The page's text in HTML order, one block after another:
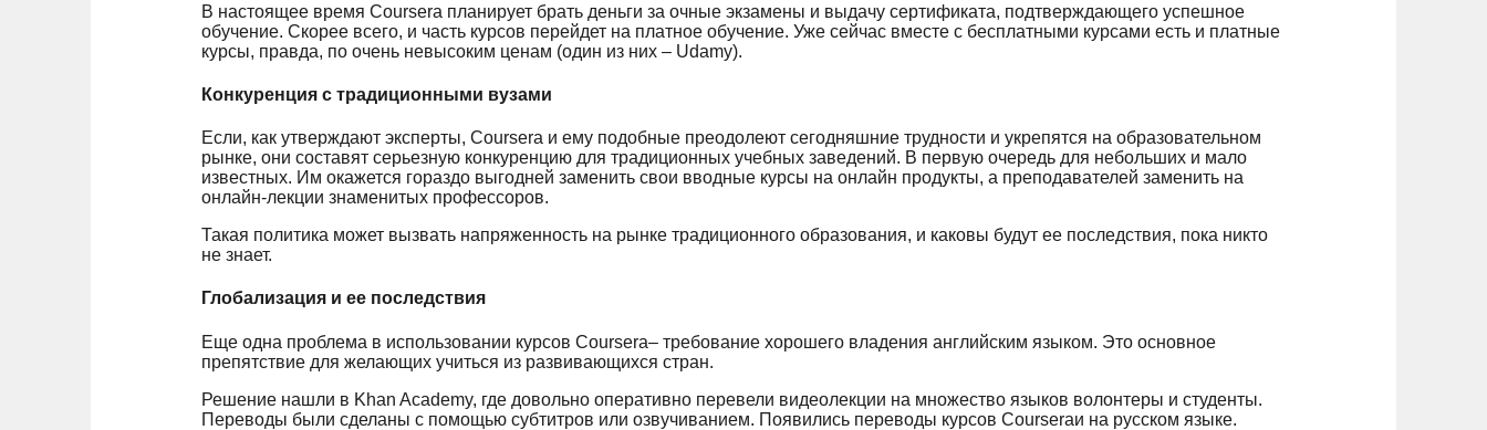
В настоящее время Coursera планирует брать деньги за очные экзамены и выдачу сертификата, подтверждающего успешное
обучение. Скорее всего, и часть курсов перейдет на платное обучение. Уже сейчас вместе с бесплатными курсами есть и платные
курсы, правда, по очень невысоким ценам (один из них – Udamy).
Конкуренция с традиционными вузами
Если, как утверждают эксперты, Coursera и ему подобные преодолеют сегодняшние трудности и укрепятся на образовательном
рынке, они составят серьезную конкуренцию для традиционных учебных заведений. В первую очередь для небольших и мало
известных. Им окажется гораздо выгодней заменить свои вводные курсы на онлайн продукты, а преподавателей заменить на
онлайн-лекции знаменитых профессоров.
Такая политика может вызвать напряженность на рынке традиционного образования, и каковы будут ее последствия, пока никто
не знает.
Глобализация и ее последствия
Еще одна проблема в использовании курсов Coursera– требование хорошего владения английским языком. Это основное
препятствие для желающих учиться из развивающихся стран.
Решение нашли в Khan Academy, где довольно оперативно перевели видеолекции на множество языков волонтеры и студенты.
Переводы были сделаны с помощью субтитров или озвучиванием. Появились переводы курсов Courseraи на русском языке.